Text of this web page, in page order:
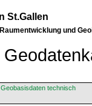
St.Gallen
und
Geobasisdaten technisch